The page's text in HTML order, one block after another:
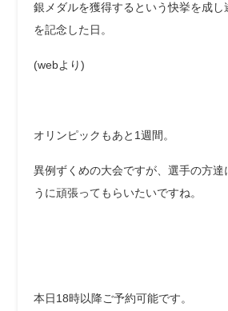
銀メダルを獲得するという快挙を成し
を記念した日。
(webより)
オリンピックもあと1週間。
異例ずくめの大会ですが、選手の方達
うに頑張ってもらいたいですね。
本日18時以降ご予約可能です。